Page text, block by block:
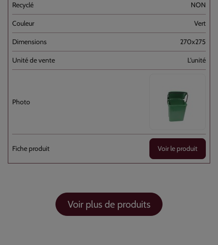
NON
Vert
270x275
L'unité
Voir le produit
Voir plus de produits